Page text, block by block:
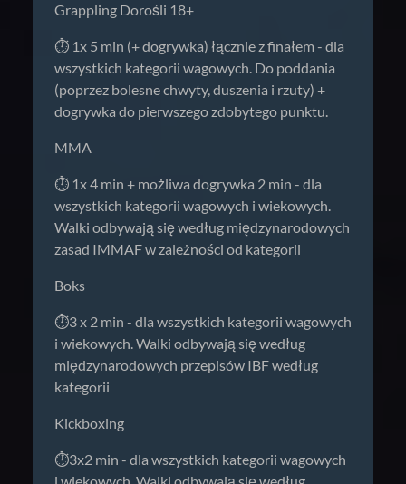
Grappling Dorośli 18+
⏱️ 1x 5 min (+ dogrywka) łącznie z finałem - dla
wszystkich kategorii wagowych. Do poddania
(poprzez bolesne chwyty, duszenia i rzuty) +
dogrywka do pierwszego zdobytego punktu.
MMA
⏱️ 1x 4 min + możliwa dogrywka 2 min - dla
wszystkich kategorii wagowych i wiekowych.
Walki odbywają się według międzynarodowych
zasad IMMAF w zależności od kategorii
Boks
⏱️3 x 2 min - dla wszystkich kategorii wagowych
i wiekowych. Walki odbywają się według
międzynarodowych przepisów IBF według
kategorii
Kickboxing
⏱️3x2 min - dla wszystkich kategorii wagowych